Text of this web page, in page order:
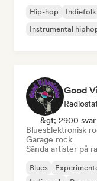
Hip-hop Indiefolk
Instrumental
Good
&gt; 2900 svar
BluesElektronisk
Garage rock
Sända artister på
Blues